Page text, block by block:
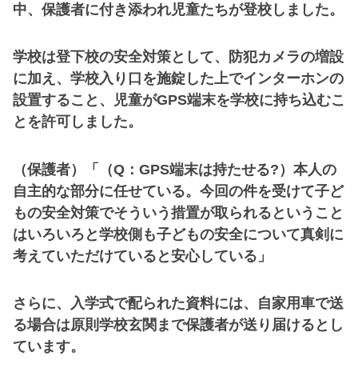
中、保護者に付き添われ児童たちが登校しました。
学校は登下校の安全対策として、防犯カメラの増設
に加え、学校入り口を施錠した上でインターホンの
設置すること、児童がGPS端末を学校に持ち込むこ
とを許可しました。
（保護者）「（Q：GPS端末は持たせる?）本人の
自主的な部分に任せている。今回の件を受けて子ど
もの安全対策でそういう措置が取られるということ
はいろいろと学校側も子どもの安全について真剣に
考えていただけていると安心している」
さらに、入学式で配られた資料には、自家用車で送
る場合は原則学校玄関まで保護者が送り届けるとし
ています。